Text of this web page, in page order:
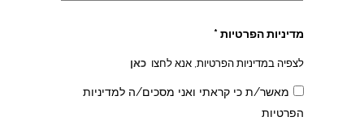
מדיניות הפרטיות *
לצפיה במדיניות הפרטיות, אנא לחצו כאן
מאשר/ת כי קראתי ואני מסכים/ה למדיניות
הפרטיות